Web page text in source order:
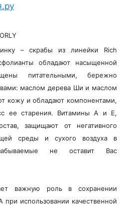
– скрабы из линейки Rich
обладают насыщенной
питательными, бережно
маслом дерева Ши и маслом
кожу и обладают компонентами,
ее старения. Витамины А и Е,
защищают от негативного
среды и сухого воздуха в
не оставит Вас
важную роль в сохранении
использовании качественной